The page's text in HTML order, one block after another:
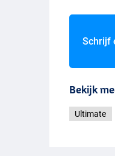
Schrijf
Bekijk
Ultimate